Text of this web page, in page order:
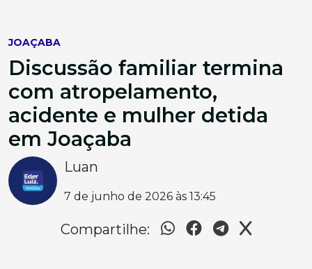
JOAÇABA
Discussão familiar termina
com atropelamento,
acidente e mulher detida
em Joaçaba
Luan
7 de junho de 2026 às 13:45
Compartilhe: